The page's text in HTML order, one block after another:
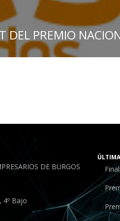
DEL PREMIO
DE BURGOS
4º Bajo